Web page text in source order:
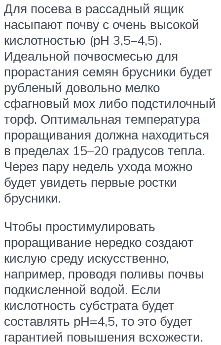
Для посева в рассадный ящик
насыпают почву с очень высокой
кислотностью (рН 3,5–4,5).
Идеальной почвосмесью для
прорастания семян брусники будет
рубленый довольно мелко
сфагновый мох либо подстилочный
торф. Оптимальная температура
проращивания должна находиться
в пределах 15–20 градусов тепла.
Через пару недель ухода можно
будет увидеть первые ростки
брусники.
Чтобы простимулировать
проращивание нередко создают
кислую среду искусственно,
например, проводя поливы почвы
подкисленной водой. Если
кислотность субстрата будет
составлять рН=4,5, то это будет
гарантией повышения всхожести.